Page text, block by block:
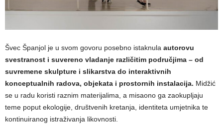
Švec Španjol je u svom govoru posebno istaknula autorovu
svestranost i suvereno vladanje različitim područjima – od
suvremene skulpture i slikarstva do interaktivnih
konceptualnih radova, objekata i prostornih instalacija. Midžić
se u radu koristi raznim materijalima, a misaono ga zaokupljaju
teme poput ekologije, društvenih kretanja, identiteta umjetnika te
kontinuiranog istraživanja likovnosti.